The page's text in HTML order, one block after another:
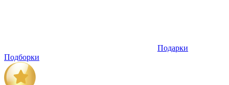
Подарки
Подборки